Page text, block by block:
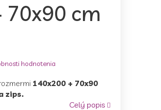
70x90 cm
hodnotenia
140x200 + 70x90
zips.
Celý popis